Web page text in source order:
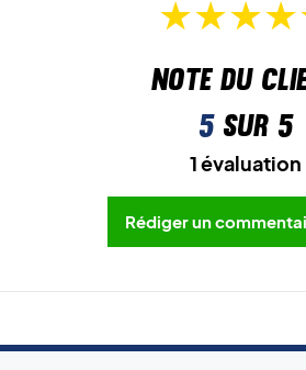
Note du
5sur 5
1 évaluation
Rédiger un